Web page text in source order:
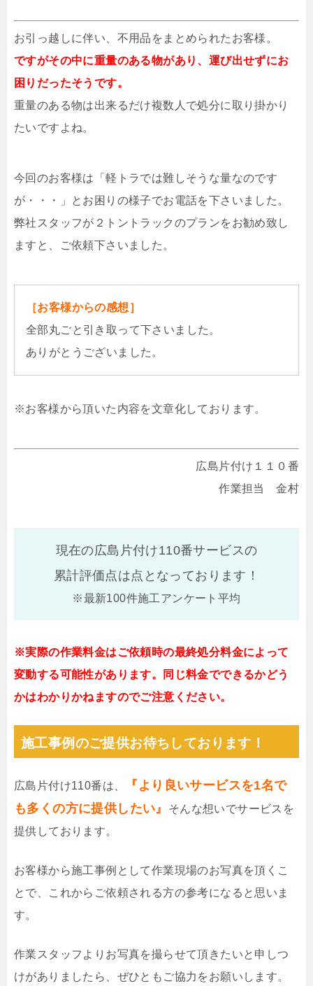
お引っ越しに伴い、不用品をまとめられたお客様。
ですがその中に重量のある物があり、運び出せずにお
困りだったそうです。
重量のある物は出来るだけ複数人で処分に取り掛かり
たいですよね。
今回のお客様は「軽トラでは難しそうな量なのです
が・・・」とお困りの様子でお電話を下さいました。
弊社スタッフが２トントラックのプランをお勧め致し
ますと、ご依頼下さいました。
［お客様からの感想］
全部丸ごと引き取って下さいました。
ありがとうございました。
※お客様から頂いた内容を文章化しております。
広島片付け１１０番
作業担当 金村
現在の広島片付け110番サービスの
累計評価点は点となっております！
※最新100件施工アンケート平均
※実際の作業料金はご依頼時の最終処分料金によって
変動する可能性があります。同じ料金でできるかどう
かはわかりかねますのでご注意ください。
施工事例のご提供お待ちしております！
広島片付け110番は、
『より良いサービスを1名で
も多くの方に提供したい』
そんな想いでサービスを
提供しております。
お客様から施工事例として作業現場のお写真を頂くこ
とで、これからご依頼される方の参考になると思いま
す。
作業スタッフよりお写真を撮らせて頂きたいと申しつ
けがありましたら、ぜひともご協力をお願いします。